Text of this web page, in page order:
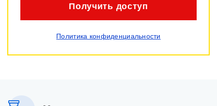
Получить доступ
Политика конфиденциальности